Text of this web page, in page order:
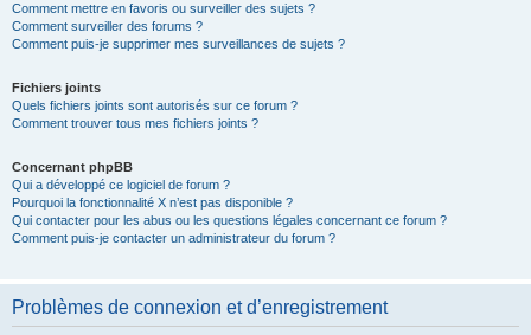
Comment mettre en favoris ou surveiller des sujets ?
Comment surveiller des forums ?
Comment puis-je supprimer mes surveillances de sujets ?
Fichiers joints
Quels fichiers joints sont autorisés sur ce forum ?
Comment trouver tous mes fichiers joints ?
Concernant phpBB
Qui a développé ce logiciel de forum ?
Pourquoi la fonctionnalité X n’est pas disponible ?
Qui contacter pour les abus ou les questions légales concernant ce forum ?
Comment puis-je contacter un administrateur du forum ?
Problèmes de connexion et d’enregistrement